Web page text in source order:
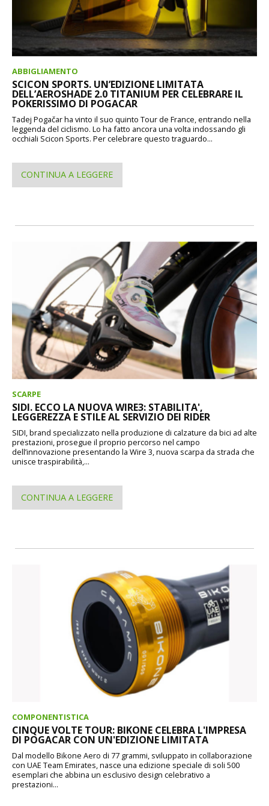
ABBIGLIAMENTO
SCICON SPORTS. UN’EDIZIONE LIMITATA
DELL’AEROSHADE 2.0 TITANIUM PER CELEBRARE IL
POKERISSIMO DI POGACAR
Tadej Pogačar ha vinto il suo quinto Tour de France, entrando nella
leggenda del ciclismo. Lo ha fatto ancora una volta indossando gli
occhiali Scicon Sports. Per celebrare questo traguardo...
CONTINUA A LEGGERE
SCARPE
SIDI. ECCO LA NUOVA WIRE3: STABILITA',
LEGGEREZZA E STILE AL SERVIZIO DEI RIDER
SIDI, brand specializzato nella produzione di calzature da bici ad alte
prestazioni, prosegue il proprio percorso nel campo
dell’innovazione presentando la Wire 3, nuova scarpa da strada che
unisce traspirabilità,...
CONTINUA A LEGGERE
COMPONENTISTICA
CINQUE VOLTE TOUR: BIKONE CELEBRA L'IMPRESA
DI POGACAR CON UN'EDIZIONE LIMITATA
Dal modello Bikone Aero di 77 grammi, sviluppato in collaborazione
con UAE Team Emirates, nasce una edizione speciale di soli 500
esemplari che abbina un esclusivo design celebrativo a
prestazioni...